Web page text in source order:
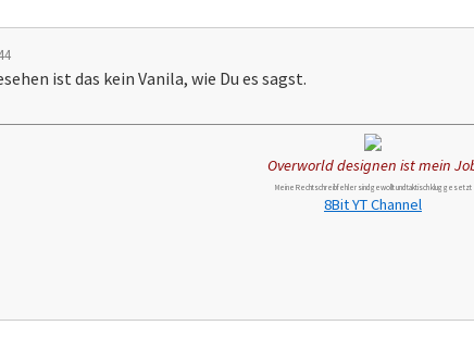
ist das kein Vanila, wie Du es sagst.
Overworld designen ist mein
Meine Rechtschreibfehler sind gewollt und taktisch klug gesetzt
8Bit YT Channel